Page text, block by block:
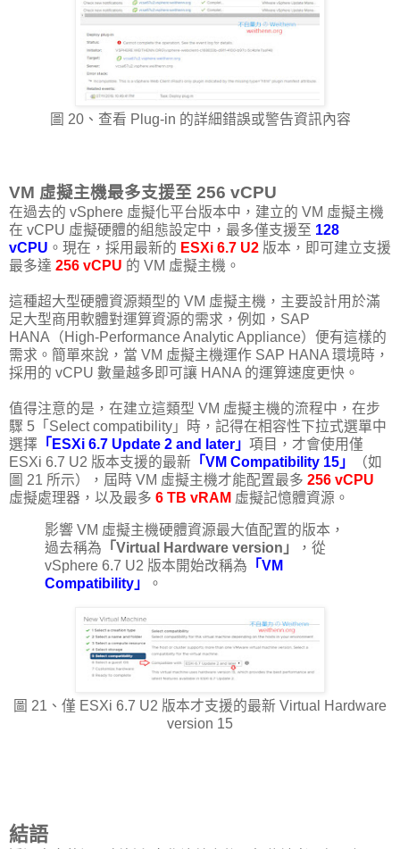
圖 20、查看 Plug-in 的詳細錯誤或警告資訊內容
VM 虛擬主機最多支援至 256 vCPU
在過去的 vSphere 虛擬化平台版本中，建立的 VM 虛擬主機
在 vCPU 虛擬硬體的組態設定中，最多僅支援至 128
vCPU 。現在，採用最新的 ESXi 6.7 U2 版本，即可建立支援
最多達 256 vCPU 的 VM 虛擬主機。
這種超大型硬體資源類型的 VM 虛擬主機，主要設計用於滿
足大型商用軟體對運算資源的需求，例如，SAP
HANA（High-Performance Analytic Appliance）便有這樣的
需求。簡單來說，當 VM 虛擬主機運作 SAP HANA 環境時，
採用的 vCPU 數量越多即可讓 HANA 的運算速度更快。
值得注意的是，在建立這類型 VM 虛擬主機的流程中，在步
驟 5「Select compatibility」時，記得在相容性下拉式選單中
選擇 「ESXi 6.7 Update 2 and later」 項目，才會使用僅
ESXi 6.7 U2 版本支援的最新 「VM Compatibility 15」
（如
圖 21 所示），屆時 VM 虛擬主機才能配置最多 256 vCPU
虛擬處理器，以及最多 6 TB vRAM 虛擬記憶體資源。
影響 VM 虛擬主機硬體資源最大值配置的版本，
過去稱為 「Virtual Hardware version」
，從
vSphere 6.7 U2 版本開始改稱為 「VM
Compatibility」
。
圖 21、僅 ESXi 6.7 U2 版本才支援的最新 Virtual Hardware
version 15
結語